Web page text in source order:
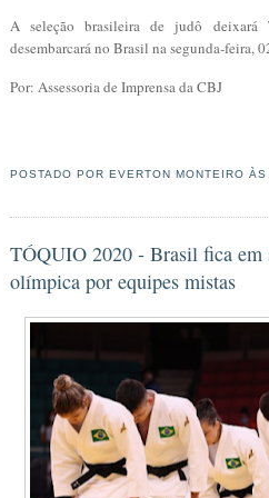
A seleção brasileira de judô deixará
desembarcará no Brasil na segunda-feira,
Por: Assessoria de Imprensa da CBJ
POSTADO POR EVERTON MONTEIRO
TÓQUIO 2020 - Brasil fica em
olímpica por equipes mistas